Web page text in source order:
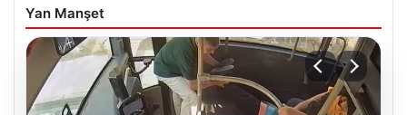
Yan Manşet